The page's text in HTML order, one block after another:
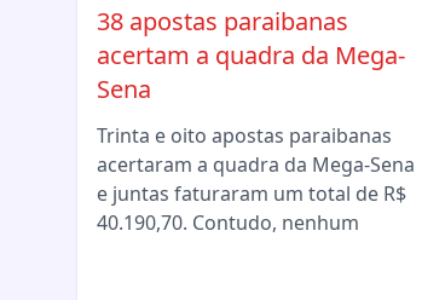
38 apostas paraibanas
acertam a quadra da Mega-
Sena
Trinta e oito apostas paraibanas
acertaram a quadra da Mega-Sena
e juntas faturaram um total de R$
40.190,70. Contudo, nenhum